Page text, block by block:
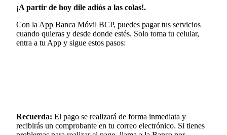
¡A partir de hoy dile adiós a las colas!.
Con la App Banca Móvil BCP, puedes pagar tus servicios
cuando quieras y desde donde estés. Solo toma tu celular,
entra a tu App y sigue estos pasos:
Recuerda: El pago se realizará de forma inmediata y
recibirás un comprobante en tu correo electrónico. Si tienes